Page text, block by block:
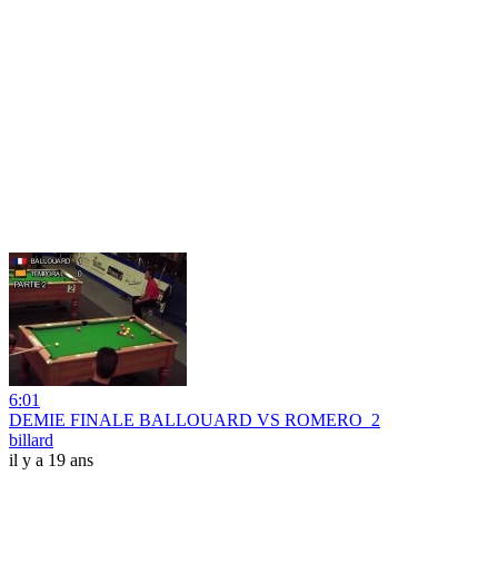
6:01
DEMIE FINALE BALLOUARD VS ROMERO_2
billard
il y a 19 ans